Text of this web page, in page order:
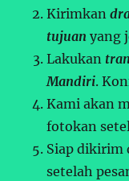
Kirimkan
tujuan yang
Lakukan
Mandiri.
Kami akan
fotokan
Siap dikirim
setelah